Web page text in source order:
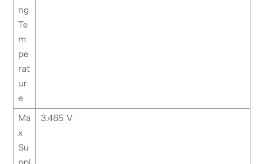
ng
Te
m
pe
rat
ur
e
Ma
x
Su
ppl
3.465 V